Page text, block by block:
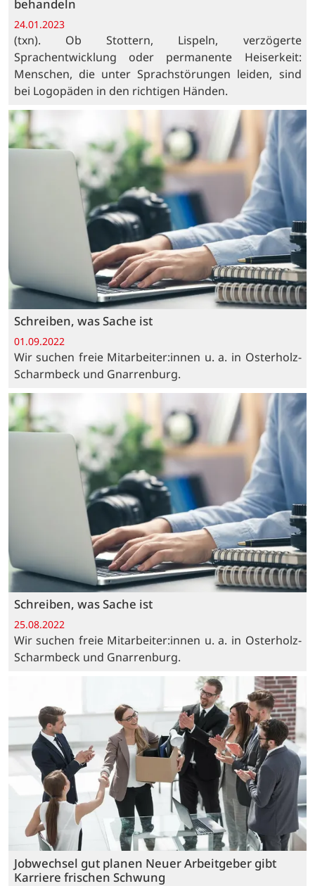
behandeln
24.01.2023
(txn). Ob Stottern, Lispeln, verzögerte
Sprachentwicklung oder permanente Heiserkeit:
Menschen, die unter Sprachstörungen leiden, sind
bei Logopäden in den richtigen Händen.
Schreiben, was Sache ist
01.09.2022
Wir suchen freie Mitarbeiter:innen u. a. in Osterholz-
Scharmbeck und Gnarrenburg.
Schreiben, was Sache ist
25.08.2022
Wir suchen freie Mitarbeiter:innen u. a. in Osterholz-
Scharmbeck und Gnarrenburg.
Jobwechsel gut planen Neuer Arbeitgeber gibt
Karriere frischen Schwung